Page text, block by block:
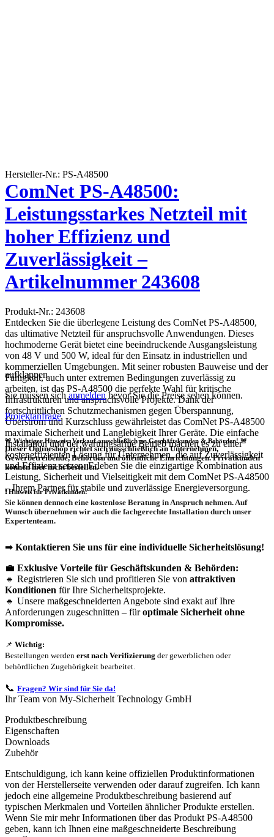
Hersteller-Nr.: PS-A48500
ComNet PS-A48500:
Leistungsstarkes Netzteil mit
hoher Effizienz und
Zuverlässigkeit –
Artikelnummer 243608
Produkt-Nr.: 243608
Entdecken Sie die überlegene Leistung des ComNet PS-A48500,
das ultimative Netzteil für anspruchsvolle Anwendungen. Dieses
hochmoderne Gerät bietet eine beeindruckende Ausgangsleistung
von 48 V und 500 W, ideal für den Einsatz in industriellen und
kommerziellen Umgebungen. Mit seiner robusten Bauweise und der
Fähigkeit, auch unter extremen Bedingungen zuverlässig zu
arbeiten, ist das PS-A48500 die perfekte Wahl für kritische
Infrastrukturen und anspruchsvolle Projekte. Dank der
fortschrittlichen Schutzmechanismen gegen Überspannung,
Überstrom und Kurzschluss gewährleistet das ComNet PS-A48500
maximale Sicherheit und Langlebigkeit Ihrer Geräte. Die einfache
Installation und der wartungsarme Betrieb machen es zu einer
kosteneffizienten Lösung für Unternehmen, die auf Zuverlässigkeit
und Effizienz setzen. Erleben Sie die einzigartige Kombination aus
Leistung, Sicherheit und Vielseitigkeit mit dem ComNet PS-A48500
– Ihrem Partner für stabile und zuverlässige Energieversorgung.
aufklappen
Sie müssen sichanmeldenbevor Sie die Preise sehen können.
Projektanfrage
🚨 Wichtiger Hinweis: Verkauf ausschließlich an Geschäftskunden & Behörden! 🚨
Dieser Onlineshop richtet sichausschließlichan Unternehmen,
Gewerbetreibende, Behörden und öffentliche Einrichtungen.Privatkunden
können hier nicht bestellen.
❗Hinweis für Privatkunden:
Sie können dennoch eine kostenlose Beratung in Anspruch nehmen. Auf
Wunsch übernehmen wir auch die fachgerechte Installation durch unser
Expertenteam.
➡ Kontaktieren Sie uns für eine individuelle Sicherheitslösung!
💼 Exklusive Vorteile für Geschäftskunden & Behörden:
🔹 Registrieren Sie sich und profitieren Sie von attraktiven
Konditionen für Ihre Sicherheitsprojekte.
🔹 Unsere maßgeschneiderten Angebote sind exakt auf Ihre
Anforderungen zugeschnitten – füroptimale Sicherheit ohne
Kompromisse.
📌 Wichtig:
Bestellungen werden erst nach Verifizierung der gewerblichen oder
behördlichen Zugehörigkeit bearbeitet.
📞 Fragen? Wir sind für Sie da!
Ihr Team von My-Sicherheit Technology GmbH
Produktbeschreibung
Eigenschaften
Downloads
Zubehör
Entschuldigung, ich kann keine offiziellen Produktinformationen
von der Herstellerseite verwenden oder darauf zugreifen. Ich kann
jedoch eine allgemeine Produktbeschreibung basierend auf
typischen Merkmalen und Vorteilen ähnlicher Produkte erstellen.
Wenn Sie mir mehr Informationen über das Produkt PS-A48500
geben, kann ich Ihnen eine maßgeschneiderte Beschreibung